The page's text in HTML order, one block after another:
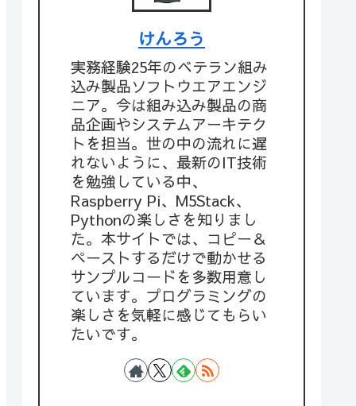
けんろう
実務経験25年のベテラン組み
込み製品ソフトウエアエンジ
ニア。今は組み込み製品の商
品企画やシステムアーキテク
トを担当。世の中の流れに遅
れないように、最新のIT技術
を勉強している中、
Raspberry Pi、M5Stack、
Pythonの楽しさを知りまし
た。本サイトでは、コピー＆
ペーストするだけで動かせる
サンプルコードを多数用意し
ています。プログラミングの
楽しさを気軽に感じてもらい
たいです。